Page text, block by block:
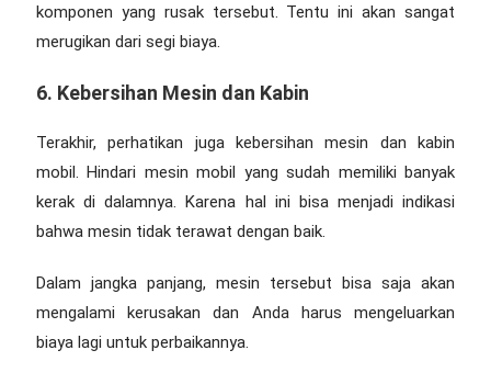
komponen yang rusak tersebut. Tentu ini akan sangat
merugikan dari segi biaya.
6. Kebersihan Mesin dan Kabin
Terakhir, perhatikan juga kebersihan mesin dan kabin
mobil. Hindari mesin mobil yang sudah memiliki banyak
kerak di dalamnya. Karena hal ini bisa menjadi indikasi
bahwa mesin tidak terawat dengan baik.
Dalam jangka panjang, mesin tersebut bisa saja akan
mengalami kerusakan dan Anda harus mengeluarkan
biaya lagi untuk perbaikannya.